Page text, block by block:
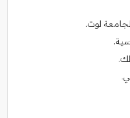
لوت.